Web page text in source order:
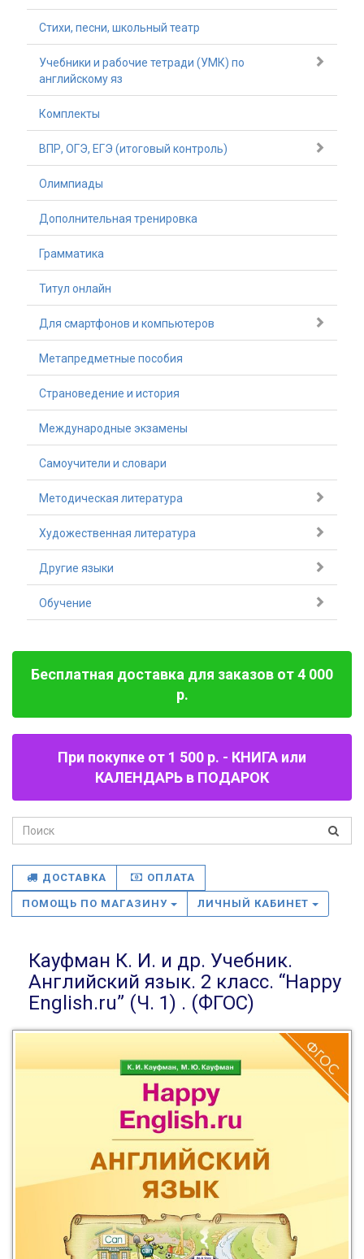
Стихи, песни, школьный театр
Учебники и рабочие тетради (УМК) по
английскому яз
Комплекты
ВПР, ОГЭ, ЕГЭ (итоговый контроль)
Олимпиады
Дополнительная тренировка
Грамматика
Титул онлайн
Для смартфонов и компьютеров
Метапредметные пособия
Страноведение и история
Международные экзамены
Самоучители и словари
Методическая литература
Художественная литература
Другие языки
Обучение
Бесплатная доставка для заказов от 4 000
р.
При покупке от 1 500 р. - КНИГА или
КАЛЕНДАРЬ в ПОДАРОК
ДОСТАВКА ОПЛАТА
ПОМОЩЬ ПО МАГАЗИНУ ЛИЧНЫЙ КАБИНЕТ
Кауфман К. И. и др. Учебник.
Английский язык. 2 класс. “Happy
English.ru” (Ч. 1) . (ФГОС)